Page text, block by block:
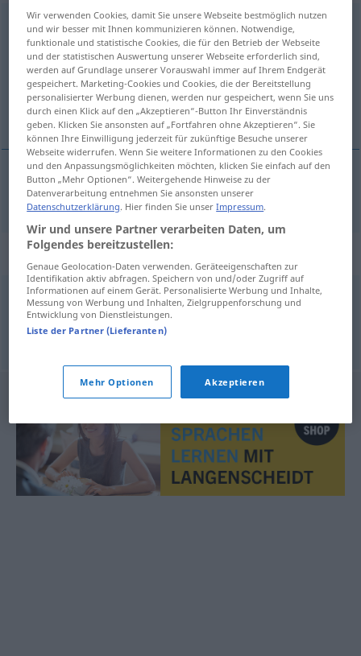
Reformf
Übersicht aller Übersetzungen
(Für mehr Details die Übersetzung anklicken/antippen)
改革
改革[gǎigé] Reform
Synonyme für "Reform"
Umgestaltung,Neuordnung,Neuregelung
Wir verwenden Cookies, damit Sie unsere Webseite bestmöglich nutzen
und wir besser mit Ihnen kommunizieren können. Notwendige,
funktionale und statistische Cookies, die für den Betrieb der Webseite
und der statistischen Auswertung unserer Webseite erforderlich sind,
werden auf Grundlage unserer Vorauswahl immer auf Ihrem Endgerät
gespeichert. Marketing-Cookies und Cookies, die der Bereitstellung
personalisierter Werbung dienen, werden nur gespeichert, wenn Sie uns
durch einen Klick auf den „Akzeptieren“-Button Ihr Einverständnis
geben. Klicken Sie ansonsten auf „Fortfahren ohne Akzeptieren“. Sie
können Ihre Einwilligung jederzeit für zukünftige Besuche unserer
Webseite widerrufen. Wenn Sie weitere Informationen zu den Cookies
und den Anpassungsmöglichkeiten möchten, klicken Sie einfach auf den
Button „Mehr Optionen“. Weitergehende Hinweise zu der
Datenverarbeitung entnehmen Sie ansonsten unserer
Datenschutzerklärung. Hier finden Sie unserImpressum.
Wir und unsere Partner verarbeiten Daten, um
Folgendes bereitzustellen:
Genaue Geolocation-Daten verwenden. Geräteeigenschaften zur
Identifikation aktiv abfragen. Speichern von und/oder Zugriff auf
Informationen auf einem Gerät. Personalisierte Werbung und Inhalte,
Messung von Werbung und Inhalten, Zielgruppenforschung und
Entwicklung von Dienstleistungen.
Liste der Partner (Lieferanten)
Mehr Optionen Akzeptieren